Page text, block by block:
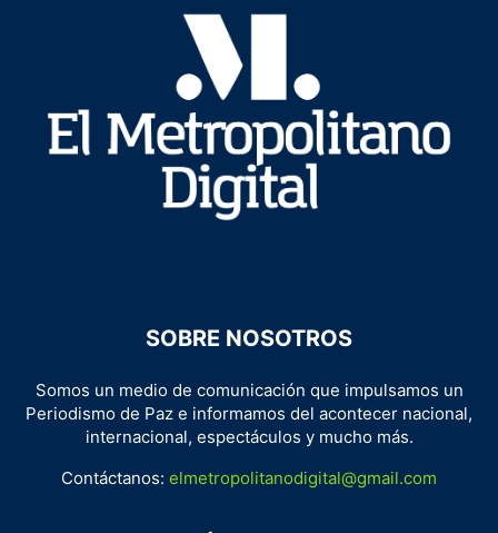
SOBRE NOSOTROS
Somos un medio de comunicación que impulsamos un
Periodismo de Paz e informamos del acontecer nacional,
internacional, espectáculos y mucho más.
Contáctanos: elmetropolitanodigital@gmail.com